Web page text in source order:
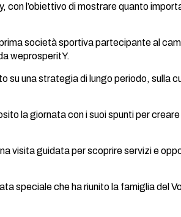
l’obiettivo di mostrare quanto
società sportiva partecipante al
weprosperitY.
una strategia di lungo periodo, sulla
la giornata con i suoi spunti per
visita guidata per scoprire servizi e
speciale che ha riunito la famiglia del